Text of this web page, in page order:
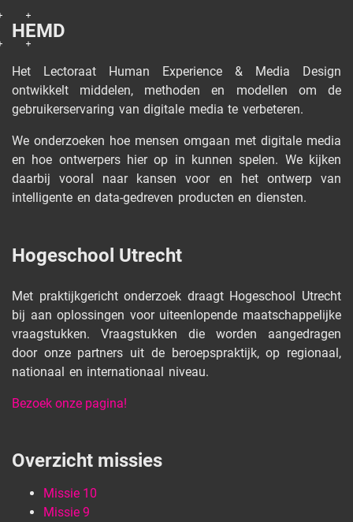
HEMD
Het Lectoraat Human Experience & Media Design
ontwikkelt middelen, methoden en modellen om de
gebruikerservaring van digitale media te verbeteren.
We onderzoeken hoe mensen omgaan met digitale media
en hoe ontwerpers hier op in kunnen spelen. We kijken
daarbij vooral naar kansen voor en het ontwerp van
intelligente en data-gedreven producten en diensten.
Hogeschool Utrecht
Met praktijkgericht onderzoek draagt Hogeschool Utrecht
bij aan oplossingen voor uiteenlopende maatschappelijke
vraagstukken. Vraagstukken die worden aangedragen
door onze partners uit de beroepspraktijk, op regionaal,
nationaal en internationaal niveau.
Bezoek onze pagina!
Overzicht missies
Missie 10
Missie 9